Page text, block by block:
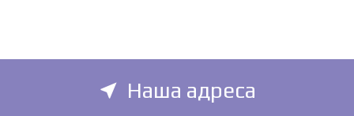
near_me Наша адреса